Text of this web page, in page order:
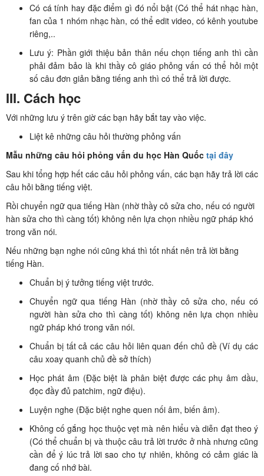
Có cá tính hay đặc điểm gì đó nổi bật (Có thể hát nhạc hàn,
fan của 1 nhóm nhạc hàn, có thể edit video, có kênh youtube
riêng,..
Lưu ý: Phần giới thiệu bản thân nếu chọn tiếng anh thì cần
phải đảm bảo là khi thầy cô giáo phỏng vấn có thể hỏi một
số câu đơn giản bằng tiếng anh thì có thể trả lời được.
III. Cách học
Với những lưu ý trên giờ các bạn hãy bắt tay vào việc.
Liệt kê những câu hỏi thường phỏng vấn
Mẫu những câu hỏi phỏng vấn du học Hàn Quốc tại đây
Sau khi tổng hợp hết các câu hỏi phỏng vấn, các bạn hãy trả lời các
câu hỏi bằng tiếng việt.
Rồi chuyển ngữ qua tiếng Hàn (nhờ thầy cô sửa cho, nếu có người
hàn sửa cho thì càng tốt) không nên lựa chọn nhiều ngữ pháp khó
trong văn nói.
Nếu những bạn nghe nói cũng khá thì tốt nhất nên trả lời bằng
tiếng Hàn.
Chuẩn bị ý tưởng tiếng việt trước.
Chuyển ngữ qua tiếng Hàn (nhờ thầy cô sửa cho, nếu có
người hàn sửa cho thì càng tốt) không nên lựa chọn nhiều
ngữ pháp khó trong văn nói.
Chuẩn bị tất cả các câu hỏi liên quan đến chủ đề (Ví dụ các
câu xoay quanh chủ đề sở thích)
Học phát âm (Đặc biệt là phân biệt được các phụ âm dầu,
đọc đầy đủ patchim, ngữ điệu).
Luyện nghe (Đặc biệt nghe quen nối âm, biến âm).
Không cố gắng học thuộc vẹt mà nên hiểu và diễn đạt theo ý
(Có thể chuẩn bị và thuộc câu trả lời trước ở nhà nhưng cũng
cần để ý lúc trả lời sao cho tự nhiên, không có cảm giác là
đang cố nhớ bài.